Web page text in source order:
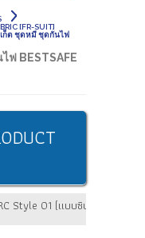
[FR-SUIT]
ก็ต ชุดหมี ชุดกันไฟ
ฟ BESTSAFE
Style 01 (แบบซิป)